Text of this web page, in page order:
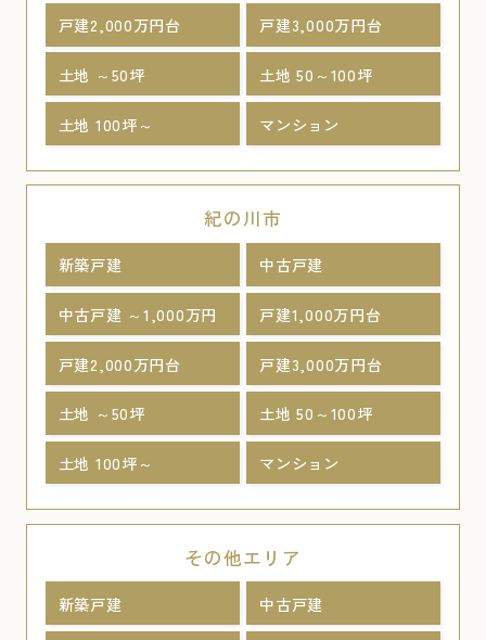
戸建2,000万円台 戸建3,000万円台
土地 ～50坪 土地 50～100坪
土地 100坪～ マンション
紀の川市
新築戸建 中古戸建
中古戸建 ～1,000万円 戸建1,000万円台
戸建2,000万円台 戸建3,000万円台
土地 ～50坪 土地 50～100坪
土地 100坪～ マンション
その他エリア
新築戸建 中古戸建